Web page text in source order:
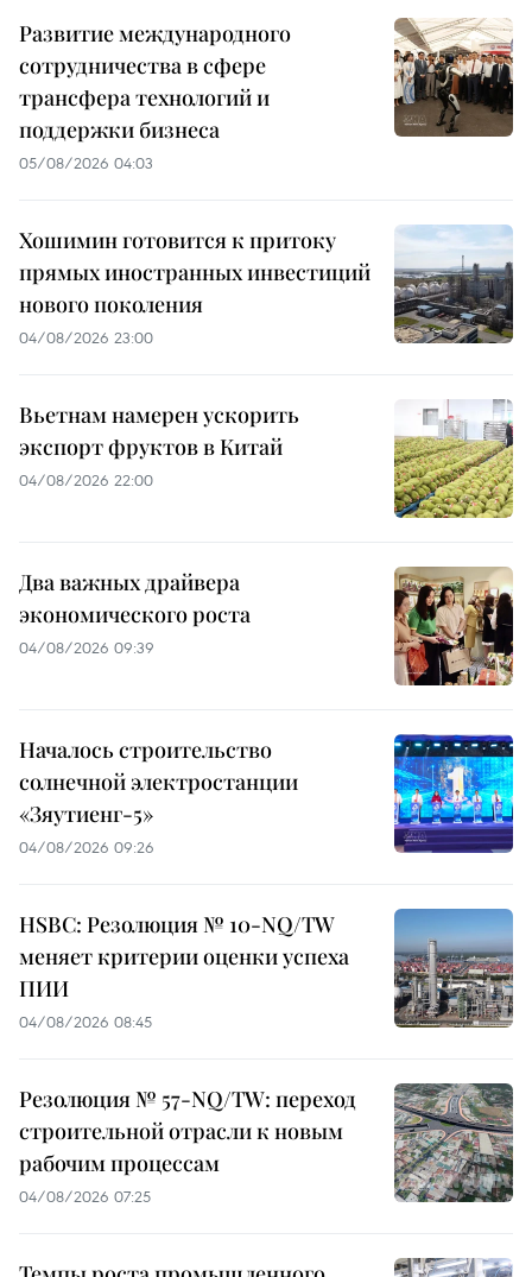
Развитие международного
сотрудничества в сфере
трансфера технологий и
поддержки бизнеса
05/08/2026 04:03
Хошимин готовится к притоку
прямых иностранных инвестиций
нового поколения
04/08/2026 23:00
Вьетнам намерен ускорить
экспорт фруктов в Китай
04/08/2026 22:00
Два важных драйвера
экономического роста
04/08/2026 09:39
Началось строительство
солнечной электростанции
«Зяутиенг-5»
04/08/2026 09:26
HSBC: Резолюция № 10-NQ/TW
меняет критерии оценки успеха
ПИИ
04/08/2026 08:45
Резолюция № 57-NQ/TW: переход
строительной отрасли к новым
рабочим процессам
04/08/2026 07:25